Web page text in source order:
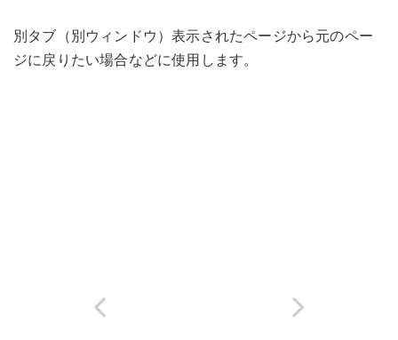
別タブ（別ウィンドウ）表示されたページから元のペー
ジに戻りたい場合などに使用します。